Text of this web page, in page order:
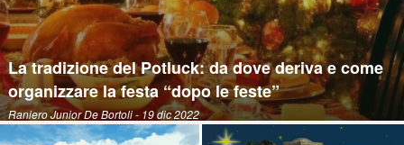
La tradizione del Potluck: da dove deriva e come
organizzare la festa “dopo le feste”
Raniero Junior De Bortoli- 19 dic 2022